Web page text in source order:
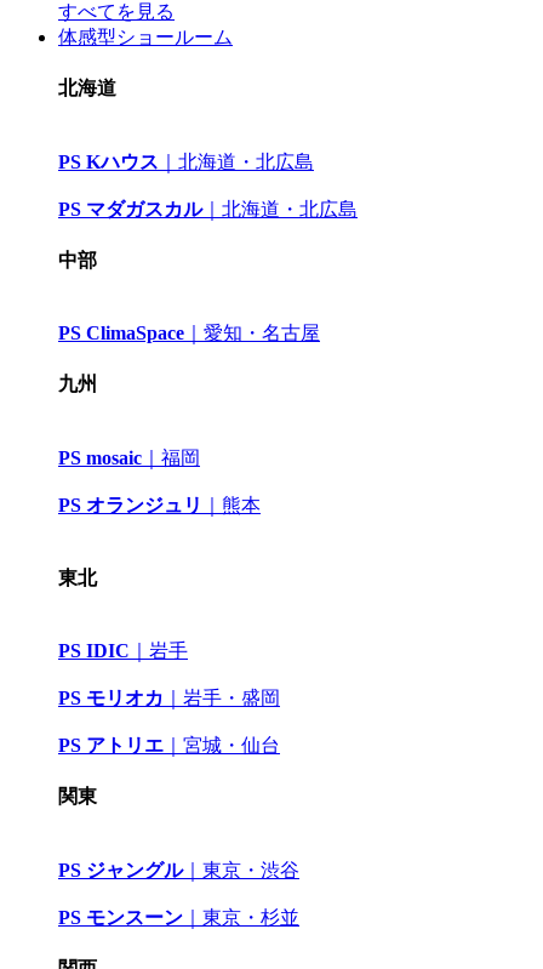
すべてを見る
体感型ショールーム
北海道
PS Kハウス 北海道・北広島
PS マダガスカル｜ 北海道・北広島
中部
PS ClimaSpace 愛知・名古屋
九州
PS mosaic 福岡
PS オランジュリ 熊本
東北
PS IDIC 岩手
PS モリオカ ｜岩手・盛岡
PS アトリエ 宮城・仙台
関東
PS ジャングル｜ 東京・渋谷
PS モンスーン 東京・杉並